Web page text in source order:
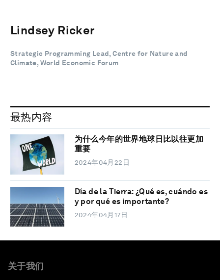
Lindsey Ricker
Strategic Programming Lead, Centre for Nature and
Climate, World Economic Forum
最热内容
为什么今年的世界地球日比以往更加
重要
2024年04月22日
Día de la Tierra: ¿Qué es, cuándo es
y por qué es importante?
2024年04月17日
关于我们